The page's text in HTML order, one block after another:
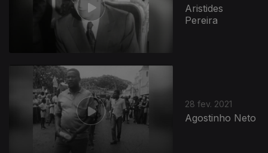
Aristides
Pereira
28 fev. 2021
Agostinho Neto
527781